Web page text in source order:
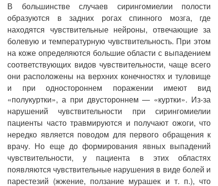
В большинстве случаев сирингомиелии полости
образуются в задних рогах спинного мозга, где
находятся чувствительные нейроны, отвечающие за
болевую и температурную чувствительность. При этом
на коже определяются большие области с выпадением
соответствующих видов чувствительности, чаще всего
они расположены на верхних конечностях и туловище
и при одностороннем поражении имеют вид
«полукуртки», а при двустороннем — «куртки». Из-за
нарушений чувствительности при сирингомиелии
пациенты часто травмируются и получают ожоги, что
нередко является поводом для первого обращения к
врачу. Но еще до формирования явных выпадений
чувствительности, у пациента в этих областях
появляются чувствительные нарушения в виде болей и
парестезий (жжение, ползание мурашек и т. п.), что